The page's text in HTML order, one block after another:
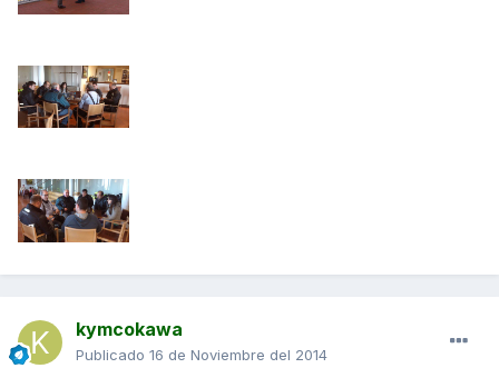
kymcokawa
Publicado 16 de Noviembre del 2014